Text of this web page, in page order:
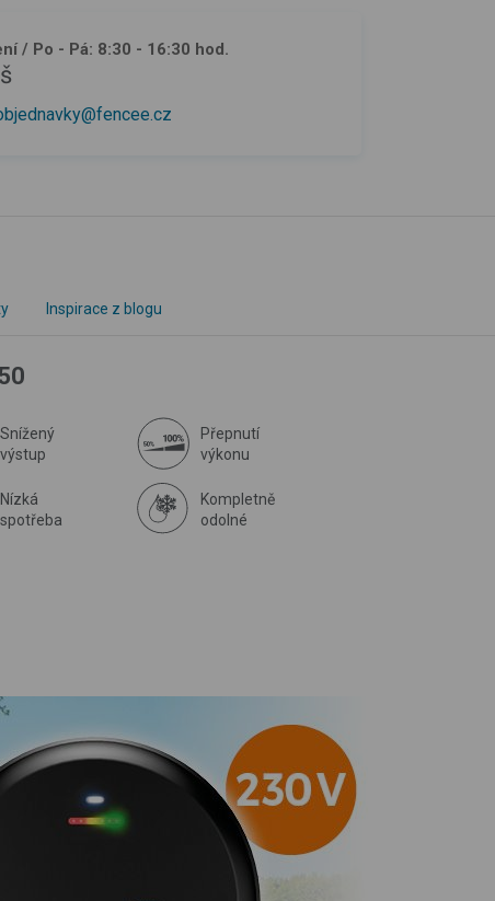
/ Po - Pá: 8:30 - 16:30 hod.
Inspirace z blogu
Snížený
výstup
Přepnutí
výkonu
Nízká
spotřeba
Kompletně
odolné